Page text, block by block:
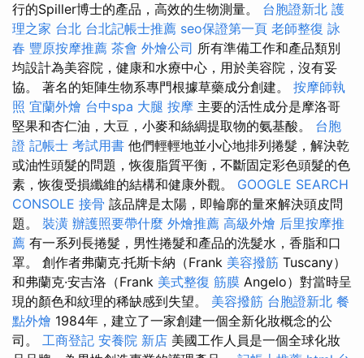
行的Spiller博士的產品，高效的生物測量。 台胞證新北 護
理之家 台北 台北記帳士推薦 seo保證第一頁 老師整復 詠
春 豐原按摩推薦 茶會 外燴公司 所有準備工作和產品類別
均設計為美容院，健康和水療中心，用於美容院，沒有妥
協。 著名的矩陣生物系專門根據草藥成分創建。 按摩師執
照 宜蘭外燴 台中spa 大腿 按摩 主要的活性成分是摩洛哥
堅果和杏仁油，大豆，小麥和絲綢提取物的氨基酸。 台胞
證 記帳士 考試用書 他們輕輕地並小心地排列捲髮，解決乾
或油性頭髮的問題，恢復脂質平衡，不斷固定彩色頭髮的色
素，恢復受損纖維的結構和健康外觀。 GOOGLE SEARCH
CONSOLE 接骨 該品牌是太陽，即輪廓的量來解決頭皮問
題。 裝潢 辦護照要帶什麼 外燴推薦 高級外燴 后里按摩推
薦 有一系列長捲髮，男性捲髮和產品的洗髮水，香脂和口
罩。 創作者弗蘭克·托斯卡納（Frank 美容撥筋 Tuscany）
和弗蘭克·安吉洛（Frank 美式整復 筋膜 Angelo）對當時呈
現的顏色和紋理的稀缺感到失望。 美容撥筋 台胞證新北 餐
點外燴 1984年，建立了一家創建一個全新化妝概念的公
司。 工商登記 安養院 新店 美國工作人員是一個全球化妝